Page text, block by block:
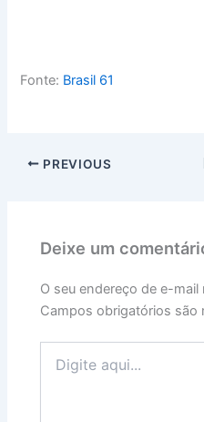
Fonte: Brasil 61
PREVIOUS
Deixe um
O seu endereço de e-
Campos obrigatórios são
aqui...